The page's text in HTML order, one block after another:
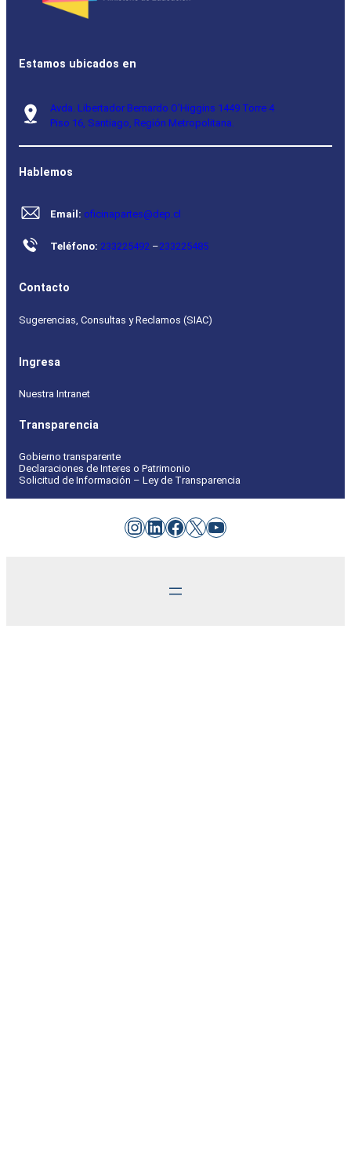
Estamos ubicados en
Avda. Libertador Bernardo O’Higgins 1449 Torre 4
Piso 16, Santiago, Región Metropolitana.
Hablemos
Email: oficinapartes@dep.cl
Teléfono: 233225492 –233225485
Contacto
Sugerencias, Consultas y Reclamos (SIAC)
Ingresa
Nuestra Intranet
Transparencia
Gobierno transparente
Declaraciones de Interes o Patrimonio
Solicitud de Información – Ley de Transparencia
Instagram
LinkedIn
Facebook
X YouTube